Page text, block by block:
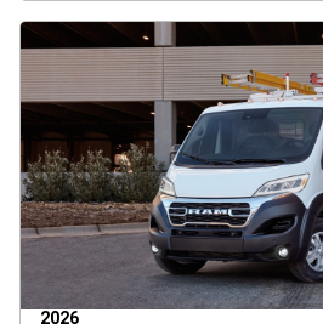
2026